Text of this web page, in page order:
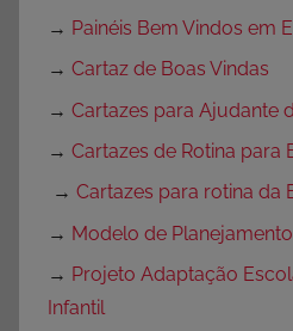
→ Painéis Bem Vindos em
→ Cartaz de Boas Vindas
→ Cartazes para Ajudante
→ Cartazes de Rotina para
→ Cartazes para rotina da
→ Modelo de
→ Projeto Adaptação
Infantil